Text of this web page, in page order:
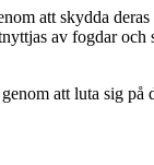
att skydda
av fogdar
att luta sig